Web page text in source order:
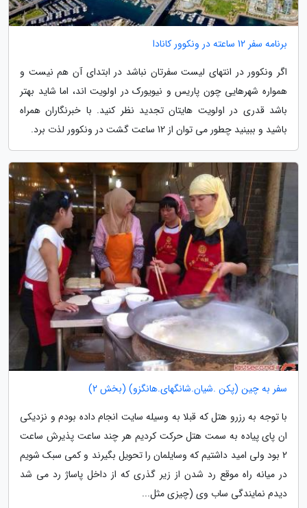
برنامه سفر 12 ساعته در ونکوور کانادا
اگر ونکوور در انتهای لیست سفرتان نباشد در ابتدای آن هم نیست و
همواره شهرهایی چون پاریس و نیویورک در اولویت اند، اما شاید بهتر
باشد قدری در اولویت هایتان تجدید نظر کنید. با خبرنگاران همراه
باشید و ببینید چطور می توان از 12 ساعت گشت در ونکوور لذت برد.
سفر به چین (پکن .شیان.شانگهای.هانگزو) (بخش 2)
با توجه به رزرو هتل که قبلا به وسیله سایت انجام داده بودم و نزدیکی
ان پای پیاده به سمت هتل حرکت کردیم هر چند ساعت پذیرش ساعت
2 بود ولی امید داشتیم که وسایلمان را تحویل بگیرند و کمی سبک شویم
در میانه راه موقع رد شدن از زیر گذری که از داخل پاساژ رد می شد
دیدم نمایندگی ساب وی (چیزی مثل...